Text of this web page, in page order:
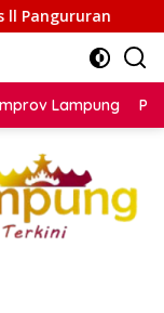
Sensus
Lampung